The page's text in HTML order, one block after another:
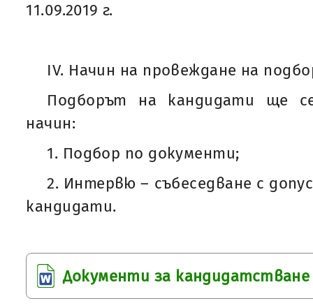
11.09.2019 г.
IV. Начин на провеждане на
Подборът на кандидати ще
начин:
1. Подбор по документи;
2. Интервю – събеседване с
кандидати.
Документи за кандидатстване